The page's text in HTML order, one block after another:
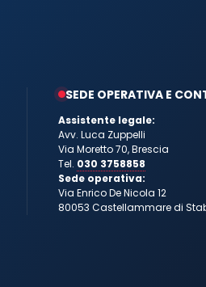
SEDE OPERATIVA E
Assistente legale:
Avv. Luca Zuppelli
Via Moretto 70, Brescia
Tel. 030 3758858
Sede operativa:
Via Enrico De Nicola 12
80053 Castellammare di